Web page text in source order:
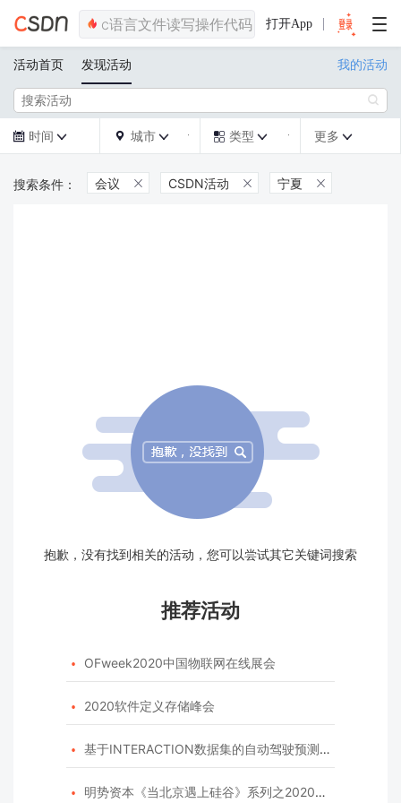
打开App
活动首页 发现活动 我的活动

 时间   城市   类型  更多 
会议  CSDN活动  宁夏 
抱歉，没有找到相关的活动，您可以尝试其它关键词搜索
推荐活动
 OFweek2020中国物联网在线展会
 2020软件定义存储峰会
 基于INTERACTION数据集的自动驾驶预测模型挑战赛
 明势资本《当北京遇上硅谷》系列之2020年度开源峰会